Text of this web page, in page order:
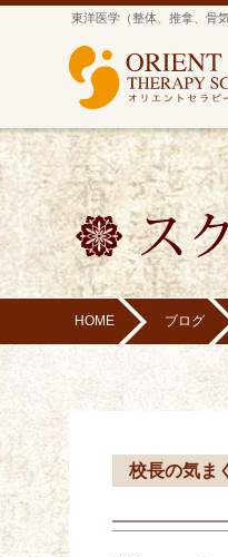
東洋医学（整体、推拿、骨
HOME ブログ
校長の気ま